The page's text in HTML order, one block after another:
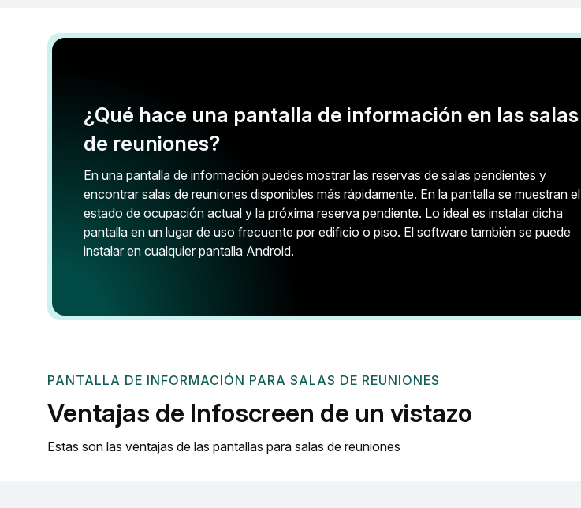
¿Qué hace una pantalla de información en las salas
de reuniones?
En una pantalla de información puedes mostrar las reservas de salas pendientes y
encontrar salas de reuniones disponibles más rápidamente. En la pantalla se muestran el
estado de ocupación actual y la próxima reserva pendiente. Lo ideal es instalar dicha
pantalla en un lugar de uso frecuente por edificio o piso. El software también se puede
instalar en cualquier pantalla Android.
PANTALLA DE INFORMACIÓN PARA SALAS DE REUNIONES
Ventajas de Infoscreen de un vistazo
Estas son las ventajas de las pantallas para salas de reuniones